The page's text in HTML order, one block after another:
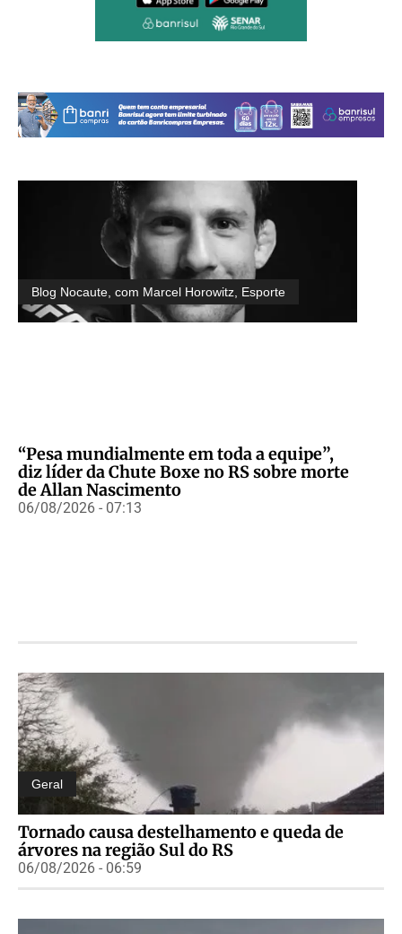
Blog Nocaute, com Marcel Horowitz Esporte
“Pesa mundialmente em toda a equipe”,
diz líder da Chute Boxe no RS sobre morte
de Allan Nascimento
06/08/2026 - 07:13
Geral
Tornado causa destelhamento e queda de
árvores na região Sul do RS
06/08/2026 - 06:59